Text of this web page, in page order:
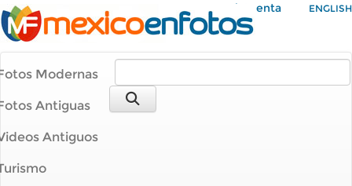
Mi Cuenta ENGLISH
Modernas
Antiguas
Antiguos